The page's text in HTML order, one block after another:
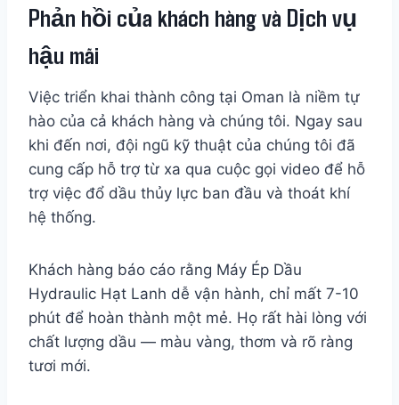
Phản hồi của khách hàng và Dịch vụ
hậu mãi
Việc triển khai thành công tại Oman là niềm tự
hào của cả khách hàng và chúng tôi. Ngay sau
khi đến nơi, đội ngũ kỹ thuật của chúng tôi đã
cung cấp hỗ trợ từ xa qua cuộc gọi video để hỗ
trợ việc đổ dầu thủy lực ban đầu và thoát khí
hệ thống.
Khách hàng báo cáo rằng Máy Ép Dầu
Hydraulic Hạt Lanh dễ vận hành, chỉ mất 7-10
phút để hoàn thành một mẻ. Họ rất hài lòng với
chất lượng dầu — màu vàng, thơm và rõ ràng
tươi mới.